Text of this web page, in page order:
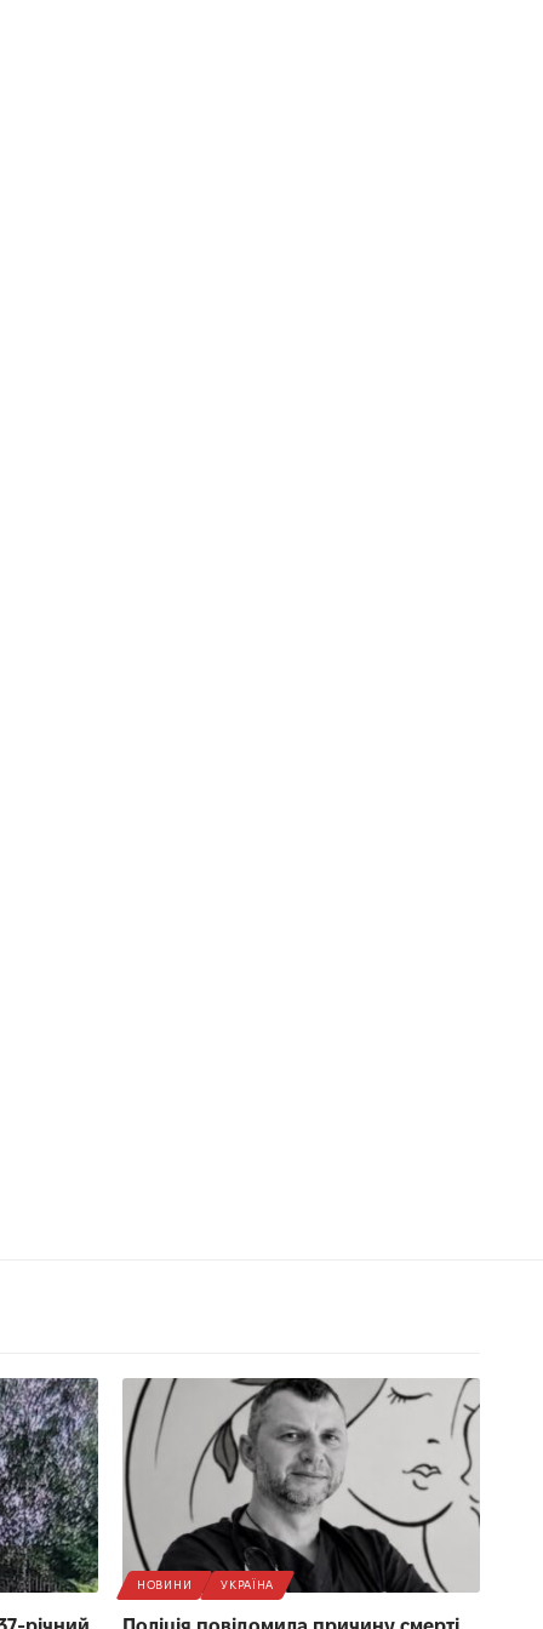
НОВИНИ УКРАЇНА